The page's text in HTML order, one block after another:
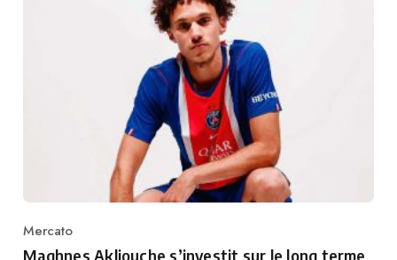
Category
Mercato
Maghnes Akliouche s’investit sur le long terme